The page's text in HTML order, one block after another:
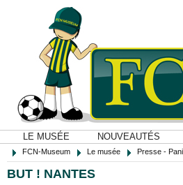
LE MUSÉE NOUVEAUTÉS
FCN-Museum Le musée Presse -
BUT ! NANTES